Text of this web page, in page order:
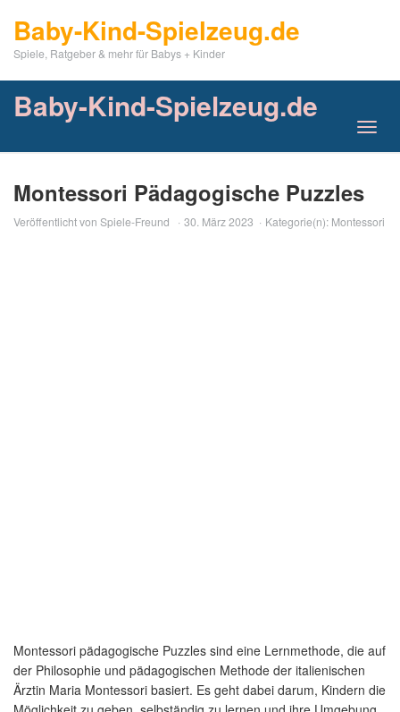
mainBaby-Kind-Spielzeug.de
Spiele, Ratgeber & mehr für Babys + Kinder
Baby-Kind-Spielzeug.de
Montessori Pädagogische Puzzles
Veröffentlicht von Spiele-Freund 30. März 2023 Kategorie(n): Montessori
Montessori pädagogische Puzzles sind eine Lernmethode, die auf
der Philosophie und pädagogischen Methode der italienischen
Ärztin Maria Montessori basiert. Es geht dabei darum, Kindern die